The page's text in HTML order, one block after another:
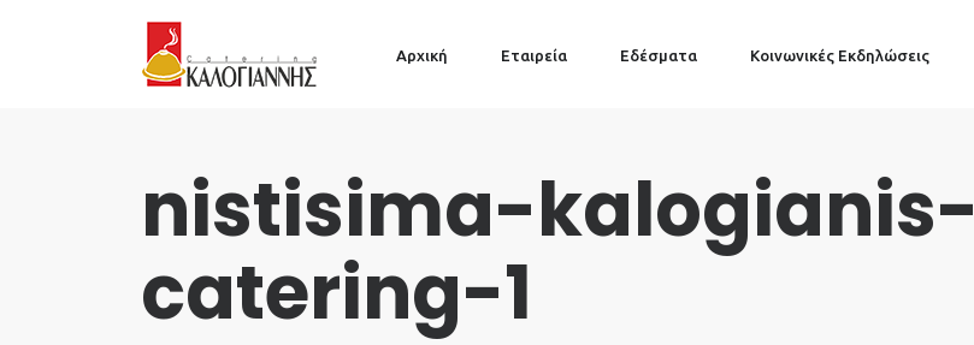
Αρχική Εταιρεία Εδέσματα Κοινωνικές Εκδηλώσεις
nistisima-kalogianis-
catering-1